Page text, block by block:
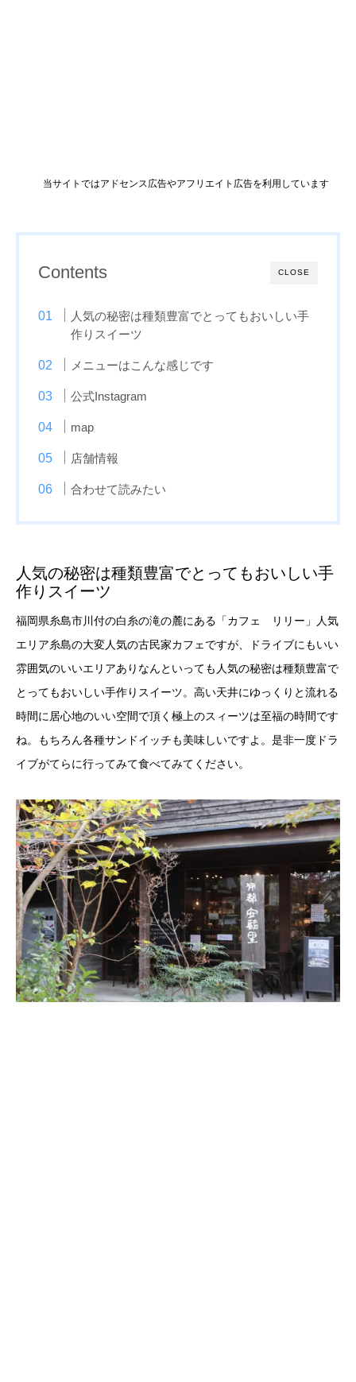
当サイトではアドセンス広告やアフリエイト広告を利用しています
CLOSE
Contents
人気の秘密は種類豊富でとってもおいしい手
作りスイーツ
メニューはこんな感じです
公式Instagram
map
店舗情報
合わせて読みたい
人気の秘密は種類豊富でとってもおいしい手
作りスイーツ
福岡県糸島市川付の白糸の滝の麓にある「カフェ リリー」人気
エリア糸島の大変人気の古民家カフェですが、ドライブにもいい
雰囲気のいいエリアありなんといっても人気の秘密は種類豊富で
とってもおいしい手作りスイーツ。高い天井にゆっくりと流れる
時間に居心地のいい空間で頂く極上のスィーツは至福の時間です
ね。もちろん各種サンドイッチも美味しいですよ。是非一度ドラ
イブがてらに行ってみて食べてみてください。